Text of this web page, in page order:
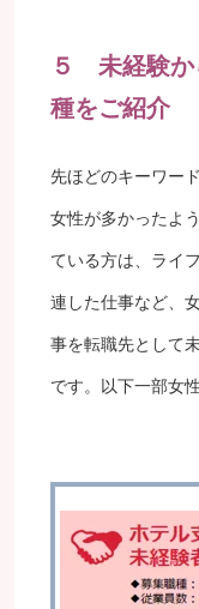
５ 未経験か
種をご紹介
先ほどのキーワー
女性が多かったよ
ている方は、ライ
連した仕事など、
事を転職先として
です。以下一部女